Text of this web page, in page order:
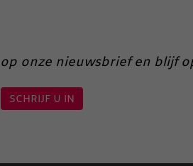
onze nieuwsbrief en blijf
SCHRIJF U IN